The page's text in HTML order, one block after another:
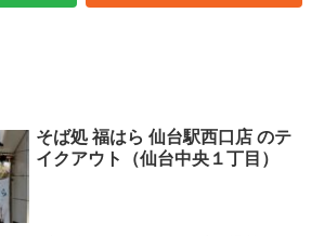
そば処 福はら 仙台駅西口店 のテ
イクアウト（仙台中央１丁目）